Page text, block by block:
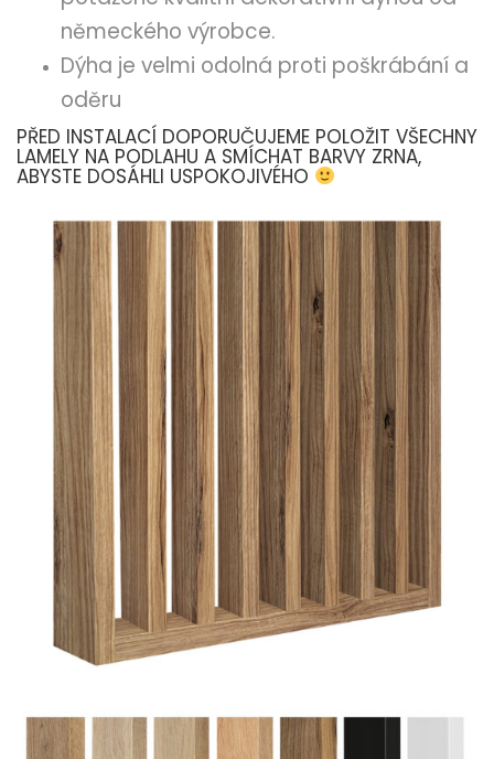
německého výrobce.
Dýha je velmi odolná proti poškrábání a
oděru
PŘED INSTALACÍ DOPORUČUJEME POLOŽIT VŠECHNY
LAMELY NA PODLAHU A SMÍCHAT BARVY ZRNA,
ABYSTE DOSÁHLI USPOKOJIVÉHO